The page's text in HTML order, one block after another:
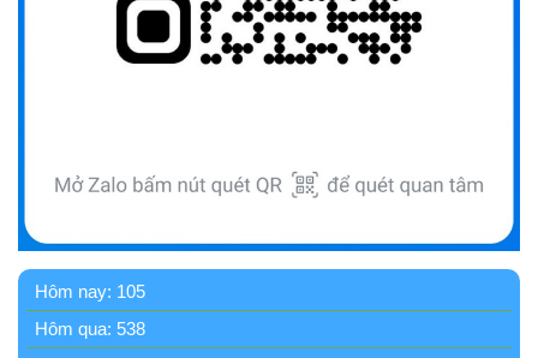
Bộ Chính trị, Ban Bí thư kết luận về phân cấp, phân quyền
Tích cực tham gia góp ý, tuyên truyền dự thảo Bộ luật Hình
sự (sửa đổi) và Luật Tổ chức cơ quan điều tra (sửa đổi)
Quy định xử phạt vi phạm vi định giao thông đường bộ
theo Nghị định 168
(13/11/2025)
Hôm nay: 105
Hôm qua: 538